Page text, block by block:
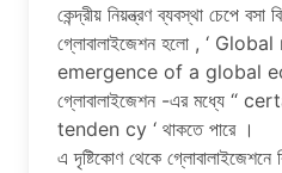
কেন্দ্রীয় নিয়ন্ত্রণ ব্যবস্থা চেপে বসা
গ্লোবালাইজেশন হলো , ‘
emergence of a global
গ্লোবালাইজেশন -এর মধ্যে “
tenden cy ‘ থাকতে পারে ।
এ দৃষ্টিকোণ থেকে